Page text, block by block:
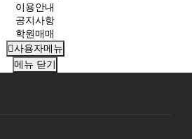
이용안내
공지사항
학원매매
사용자메뉴
메뉴 닫기